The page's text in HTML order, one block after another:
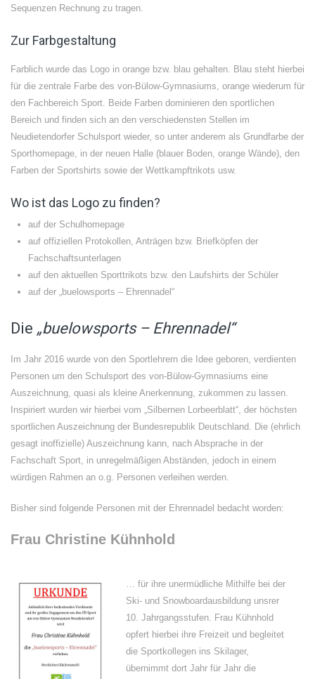
Sequenzen Rechnung zu tragen.
Zur Farbgestaltung
Farblich wurde das Logo in orange bzw. blau gehalten. Blau steht hierbei
für die zentrale Farbe des von-Bülow-Gymnasiums, orange wiederum für
den Fachbereich Sport. Beide Farben dominieren den sportlichen
Bereich und finden sich an den verschiedensten Stellen im
Neudietendorfer Schulsport wieder, so unter anderem als Grundfarbe der
Sporthomepage, in der neuen Halle (blauer Boden, orange Wände), den
Farben der Sportshirts sowie der Wettkampftrikots usw.
Wo ist das Logo zu finden?
auf der Schulhomepage
auf offiziellen Protokollen, Anträgen bzw. Briefköpfen der
Fachschaftsunterlagen
auf den aktuellen Sporttrikots bzw. den Laufshirts der Schüler
auf der „buelowsports – Ehrennadel“
Die „buelowsports – Ehrennadel“
Im Jahr 2016 wurde von den Sportlehrern die Idee geboren, verdienten
Personen um den Schulsport des von-Bülow-Gymnasiums eine
Auszeichnung, quasi als kleine Anerkennung, zukommen zu lassen.
Inspiriert wurden wir hierbei vom „Silbernen Lorbeerblatt“, der höchsten
sportlichen Auszeichnung der Bundesrepublik Deutschland. Die (ehrlich
gesagt inoffizielle) Auszeichnung kann, nach Absprache in der
Fachschaft Sport, in unregelmäßigen Abständen, jedoch in einem
würdigen Rahmen an o.g. Personen verleihen werden.
Bisher sind folgende Personen mit der Ehrennadel bedacht worden:
Frau Christine Kühnhold
… für ihre unermüdliche Mithilfe bei der
Ski- und Snowboardausbildung unsrer
10. Jahrgangsstufen. Frau Kühnhold
opfert hierbei ihre Freizeit und begleitet
die Sportkollegen ins Skilager,
übernimmt dort Jahr für Jahr die